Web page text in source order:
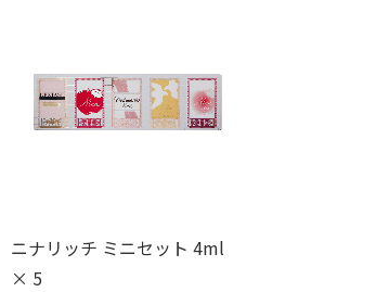
ニナリッチ ミニセット 4ml
× 5